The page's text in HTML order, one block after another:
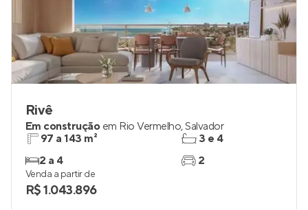
Rivê
Em construção em Rio Vermelho,Salvador
97 a 143 m²
2 a 4
3 e 4
2
Venda a partir de
R$ 1.043.896